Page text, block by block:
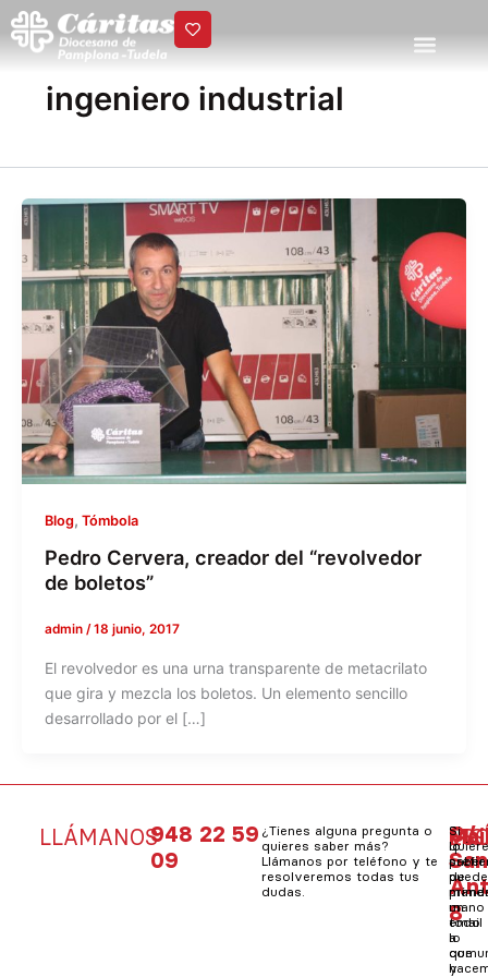
contenido
ingeniero industrial
Blog, Tómbola
Pedro Cervera, creador del “revolvedor
de boletos”
admin /18 junio, 2017
El revolvedor es una urna transparente de metacrilato
que gira y mezcla los boletos. Un elemento sencillo
desarrollado por el […]
LLÁMANOS948 22 59
09
¿Tienes alguna pregunta o
quieres saber más?
Llámanos por teléfono y te
resolveremos todas tus
dudas.
C/
San
8
Si
saber
de
mano
todo
lo
que
Si
lo
un
email
a
y